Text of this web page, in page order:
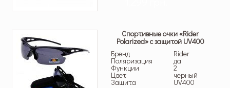
Спортивные очки «Rider
Polarized» с защитой UV400
Бренд
Rider
Поляризация да
Функции 2
Цвет черный
Защита UV400